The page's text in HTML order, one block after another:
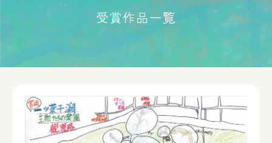
受賞作品一覧